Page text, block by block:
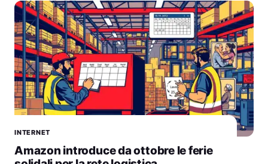
INTERNET
Amazon introduce da ottobre le ferie